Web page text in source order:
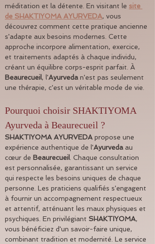
méditation et la détente. En visitant le site
de SHAKTIYOMA AYURVEDA, vous
découvrez comment cette pratique ancienne
s'adapte aux besoins modernes. Cette
approche incorpore alimentation, exercice,
et traitements adaptés à chaque individu,
créant un équilibre corps-esprit parfait. À
Beaurecueil, l'Ayurveda n'est pas seulement
une thérapie, c'est un véritable mode de vie.
Pourquoi choisir SHAKTIYOMA
Ayurveda à Beaurecueil ?
SHAKTIYOMA AYURVEDA propose une
expérience authentique de l'Ayurveda au
cœur de Beaurecueil. Chaque consultation
est personnalisée, garantissant un service
qui respecte les besoins uniques de chaque
personne. Les praticiens qualifiés s'engagent
à fournir un accompagnement respectueux
et attentif, atténuant les maux physiques et
psychiques. En privilégiant SHAKTIYOMA,
vous bénéficiez d'un savoir-faire unique,
combinant tradition et modernité. Le service